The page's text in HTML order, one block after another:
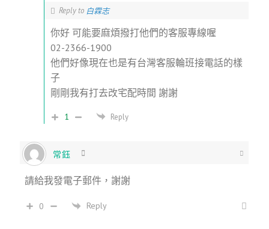
Reply to 白霖志
你好 可能要麻煩撥打他們的客服專線喔
02-2366-1900
他們好像現在也是有台灣客服輪班接電話的樣
子
剛剛我有打去改宅配時間 謝謝
1 Reply
常鈺
請給我發電子郵件，謝謝
0 Reply